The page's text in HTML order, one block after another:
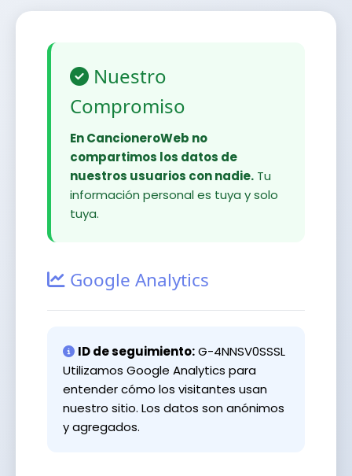
Nuestro
Compromiso
En CancioneroWeb no
compartimos los datos de
nuestros usuarios con nadie. Tu
información personal es tuya y solo
tuya.
Google Analytics
ID de seguimiento:G-4NNSV0SSSL
Utilizamos Google Analytics para
entender cómo los visitantes usan
nuestro sitio. Los datos son anónimos
y agregados.